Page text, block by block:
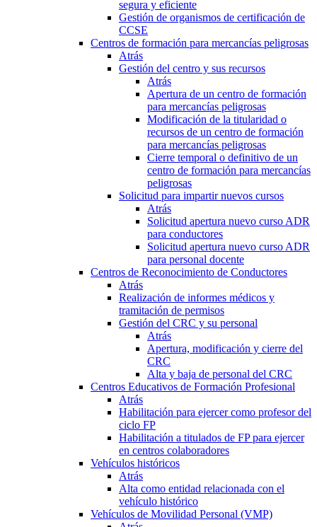
segura y eficiente
Gestión de organismos de certificación de
CCSE
Centros de formación para mercancías peligrosas
Atrás
Gestión del centro y sus recursos
Atrás
Apertura de un centro de formación
para mercancías peligrosas
Modificación de la titularidad o
recursos de un centro de formación
para mercancías peligrosas
Cierre temporal o definitivo de un
centro de formación para mercancías
peligrosas
Solicitud para impartir nuevos cursos
Atrás
Solicitud apertura nuevo curso ADR
para conductores
Solicitud apertura nuevo curso ADR
para personal docente
Centros de Reconocimiento de Conductores
Atrás
Realización de informes médicos y
tramitación de permisos
Gestión del CRC y su personal
Atrás
Apertura, modificación y cierre del
CRC
Alta y baja de personal del CRC
Centros Educativos de Formación Profesional
Atrás
Habilitación para ejercer como profesor del
ciclo FP
Habilitación a titulados de FP para ejercer
en centros colaboradores
Vehículos históricos
Atrás
Alta como entidad relacionada con el
vehículo histórico
Vehículos de Movilidad Personal (VMP)